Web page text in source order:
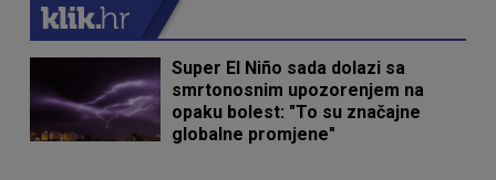
Super El Niño sada dolazi sa
smrtonosnim upozorenjem na
opaku bolest: "To su značajne
globalne promjene"